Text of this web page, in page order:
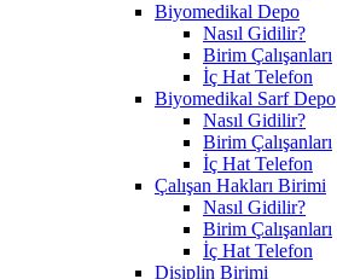
Biyomedikal Depo
Nasıl Gidilir?
Birim Çalışanları
İç Hat Telefon
Biyomedikal Sarf Depo
Nasıl Gidilir?
Birim Çalışanları
İç Hat Telefon
Çalışan Hakları Birimi
Nasıl Gidilir?
Birim Çalışanları
İç Hat Telefon
Disiplin Birimi